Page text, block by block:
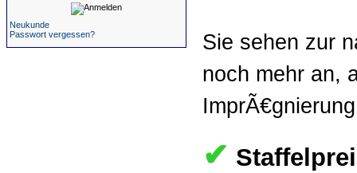
Neukunde
Passwort vergessen?
Sie sehen zur
noch mehr an,
✔